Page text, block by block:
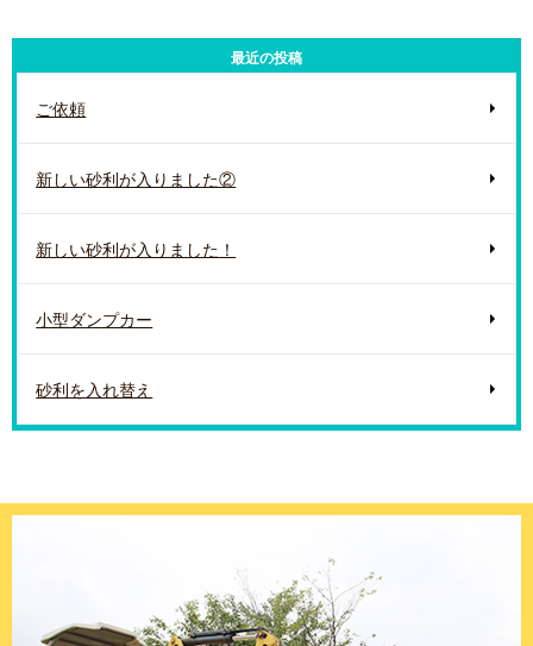
最近の投稿
ご依頼
新しい砂利が入りました②
新しい砂利が入りました！
小型ダンプカー
砂利を入れ替え